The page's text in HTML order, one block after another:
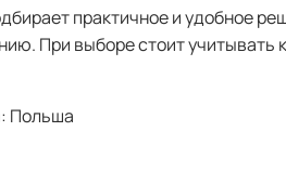
практичное и удобное
При выборе стоит
Польша